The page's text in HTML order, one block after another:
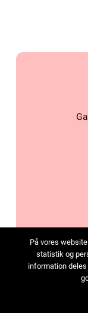
På vores
statistik og
information